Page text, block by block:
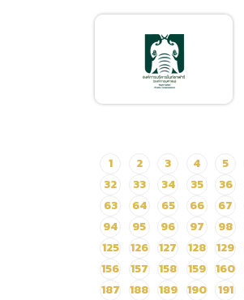
Night Predators Show
ประจำปี พ.ศ.2563 ระยะ
เวลา 9 เดือน จำนวน 1 งาน
(ภาษาไทย) เผยแพร่
แผนการจัดซื้อจัดจ้าง ประจำ
ปีงบประมาณ พ.ศ.2563 ชื่อ
โครงการ ซื้ออาหารสัตว์
เดือนมกราคมถึงเดือน
กันยายน 2563
(ภาษาไทย) ประกาศผู้ชนะ
การเสนอราคา ซื้ออาหาร
สัตว์ ประเภทเนื้อสัตว์และ
ผลผลิตจากสัตว์ ตั้งแต่ 16
ตุลาคม – 30 พฤศจิกายน
2562 โดยวิธีเฉพาะเจาะจง
1 2 3 4 5
32
33 34 35 36
63
64 65 66 67
94
95 96 97 98
125
126 127 128 129
156
157 158 159 160
187
188 189 190 191